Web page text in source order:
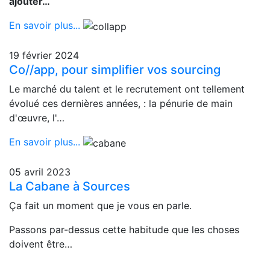
En savoir plus...
19 février 2024
Co//app, pour simplifier vos sourcing
Le marché du talent et le recrutement ont tellement
évolué ces dernières années, : la pénurie de main
d'œuvre, l'…
En savoir plus...
05 avril 2023
La Cabane à Sources
Ça fait un moment que je vous en parle.
Passons par-dessus cette habitude que les choses
doivent être…